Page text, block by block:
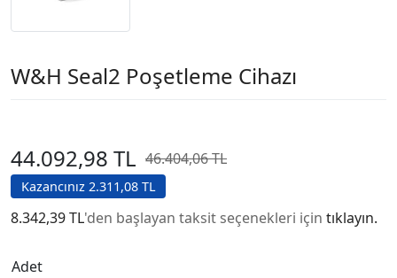
W&H Seal2 Poşetleme Cihazı
44.092,98 TL 46.404,06 TL
Kazancınız 2.311,08 TL
8.342,39 TL'den başlayan taksit seçenekleri için tıklayın.
Adet